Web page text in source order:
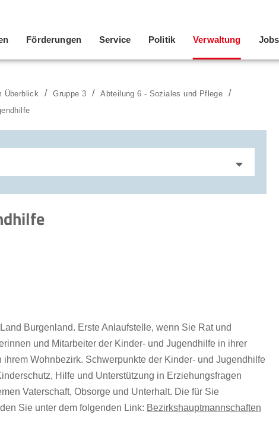
Förderungen Service Politik Verwaltung
Überblick Gruppe 3
Abteilung 6 - Soziales und Pflege
Burgenland. Erste Anlaufstelle, wenn Sie Rat und
und Mitarbeiter der Kinder- und Jugendhilfe in ihrer
Wohnbezirk. Schwerpunkte der Kinder- und Jugendhilfe
Hilfe und Unterstützung in Erziehungsfragen
Vaterschaft, Obsorge und Unterhalt. Die für Sie
Sie unter dem folgenden Link: Bezirkshauptmannschaften